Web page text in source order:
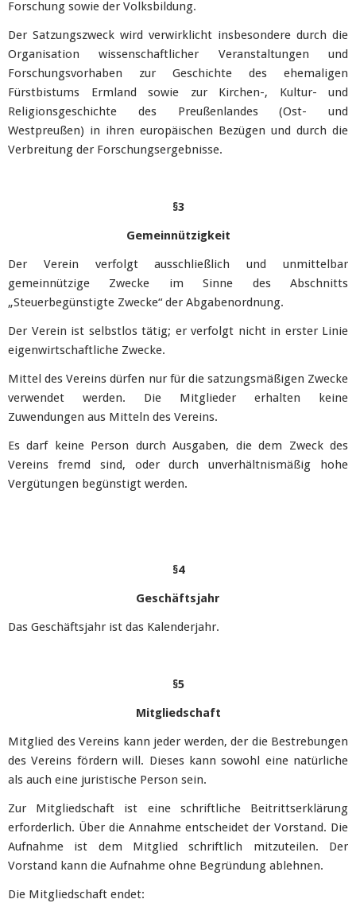
Forschung sowie der Volksbildung.
Der Satzungszweck wird verwirklicht insbesondere durch die
Organisation wissenschaftlicher Veranstaltungen und
Forschungsvorhaben zur Geschichte des ehemaligen
Fürstbistums Ermland sowie zur Kirchen-, Kultur- und
Religionsgeschichte des Preußenlandes (Ost- und
Westpreußen) in ihren europäischen Bezügen und durch die
Verbreitung der Forschungsergebnisse.
§3
Gemeinnützigkeit
Der Verein verfolgt ausschließlich und unmittelbar
gemeinnützige Zwecke im Sinne des Abschnitts
„Steuerbegünstigte Zwecke“ der Abgabenordnung.
Der Verein ist selbstlos tätig; er verfolgt nicht in erster Linie
eigenwirtschaftliche Zwecke.
Mittel des Vereins dürfen nur für die satzungsmäßigen Zwecke
verwendet werden. Die Mitglieder erhalten keine
Zuwendungen aus Mitteln des Vereins.
Es darf keine Person durch Ausgaben, die dem Zweck des
Vereins fremd sind, oder durch unverhältnismäßig hohe
Vergütungen begünstigt werden.
§4
Geschäftsjahr
Das Geschäftsjahr ist das Kalenderjahr.
§5
Mitgliedschaft
Mitglied des Vereins kann jeder werden, der die Bestrebungen
des Vereins fördern will. Dieses kann sowohl eine natürliche
als auch eine juristische Person sein.
Zur Mitgliedschaft ist eine schriftliche Beitrittserklärung
erforderlich. Über die Annahme entscheidet der Vorstand. Die
Aufnahme ist dem Mitglied schriftlich mitzuteilen. Der
Vorstand kann die Aufnahme ohne Begründung ablehnen.
Die Mitgliedschaft endet: